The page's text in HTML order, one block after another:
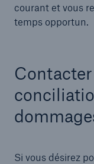
courant et vous
temps opportun.
Si vous désirez